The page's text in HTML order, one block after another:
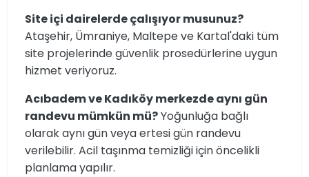
Site içi dairelerde çalışıyor musunuz?
Ataşehir, Ümraniye, Maltepe ve Kartal'daki tüm
site projelerinde güvenlik prosedürlerine uygun
hizmet veriyoruz.
Acıbadem ve Kadıköy merkezde aynı gün
randevu mümkün mü?Yoğunluğa bağlı
olarak aynı gün veya ertesi gün randevu
verilebilir. Acil taşınma temizliği için öncelikli
planlama yapılır.